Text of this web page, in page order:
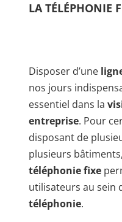
LA TÉLÉPHONIE
Disposer d’une
nos jours
essentiel dans la
entreprise. Pour
disposant de
plusieurs
téléphonie fixe
utilisateurs au sein
téléphonie.